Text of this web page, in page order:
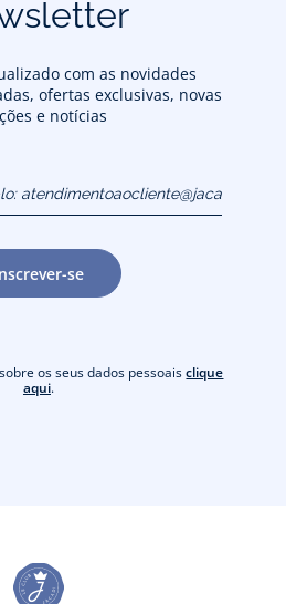
com as novidades
ofertas exclusivas, novas
e notícias
se
os seus dados pessoaisclique
aqui.